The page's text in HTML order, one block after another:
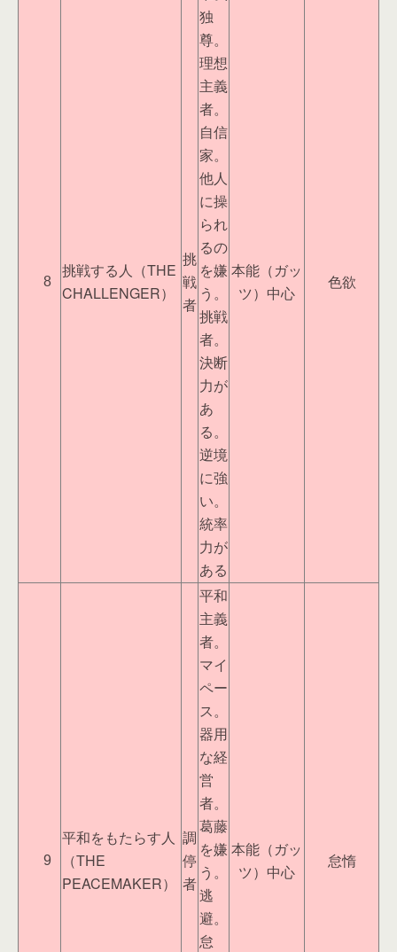
8
挑戦する人（THE
CHALLENGER）
挑
戦
者
独
尊。
理想
主義
者。
自信
家。
他人
に操
られ
るの
を嫌
う。
挑戦
者。
決断
力が
あ
る。
逆境
に強
い。
統率
力が
ある
本能（ガッ
ツ）中心
色欲
9
平和をもたらす人
（THE
PEACEMAKER）
調
停
者
平和
主義
者。
マイ
ペー
ス。
器用
な経
営
者。
葛藤
を嫌
う。
逃
避。
怠
本能（ガッ
ツ）中心
怠惰